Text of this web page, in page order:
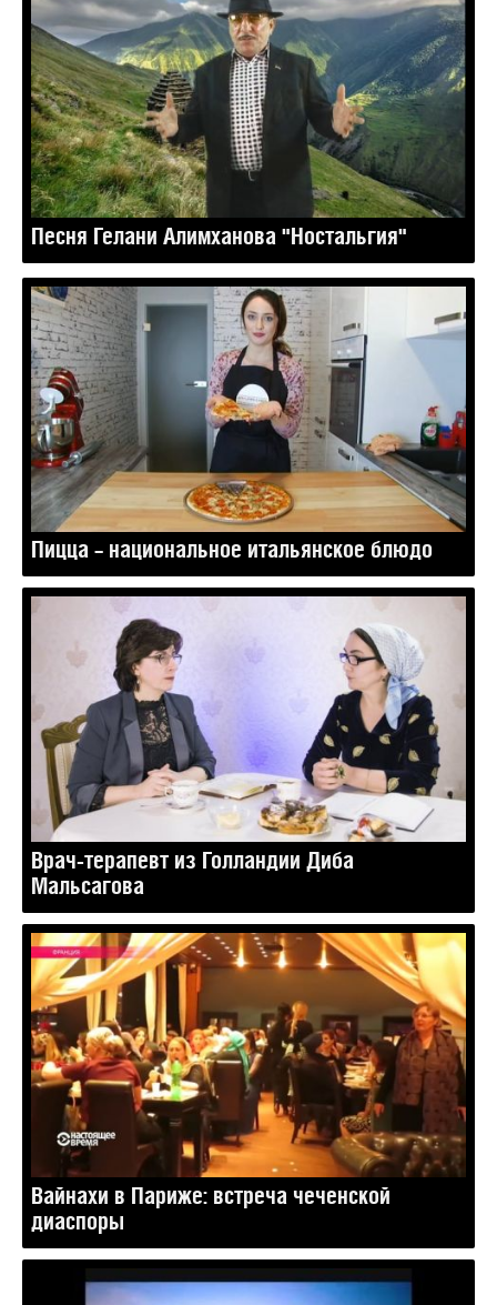
Песня Гелани Алимханова "Ностальгия"
Пицца – национальное итальянское блюдо
Врач-терапевт из Голландии Диба
Мальсагова
Вайнахи в Париже: встреча чеченской
диаспоры